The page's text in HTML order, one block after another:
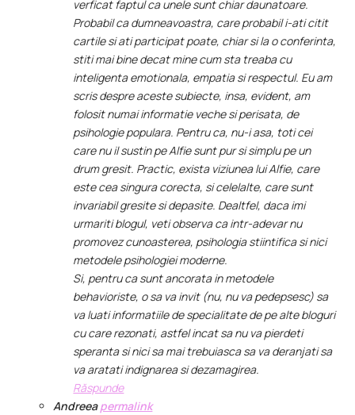
verficat faptul ca unele sunt chiar daunatoare.
Probabil ca dumneavoastra, care probabil i-ati citit
cartile si ati participat poate, chiar si la o conferinta,
stiti mai bine decat mine cum sta treaba cu
inteligenta emotionala, empatia si respectul. Eu am
scris despre aceste subiecte, insa, evident, am
folosit numai informatie veche si perisata, de
psihologie populara. Pentru ca, nu-i asa, toti cei
care nu il sustin pe Alfie sunt pur si simplu pe un
drum gresit. Practic, exista viziunea lui Alfie, care
este cea singura corecta, si celelalte, care sunt
invariabil gresite si depasite. Dealtfel, daca imi
urmariti blogul, veti observa ca intr-adevar nu
promovez cunoasterea, psihologia stiintifica si nici
metodele psihologiei moderne.
Si, pentru ca sunt ancorata in metodele
behavioriste, o sa va invit (nu, nu va pedepsesc) sa
va luati informatiile de specialitate de pe alte bloguri
cu care rezonati, astfel incat sa nu va pierdeti
speranta si nici sa mai trebuiasca sa va deranjati sa
va aratati indignarea si dezamagirea.
Răspunde
Andreeapermalink